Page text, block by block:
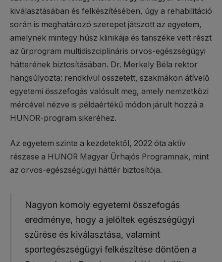
kiválasztásában és felkészítésében, úgy a rehabilitáció
során is meghatározó szerepet játszott az egyetem,
amelynek mintegy húsz klinikája és tanszéke vett részt
az űrprogram multidiszciplináris orvos-egészségügyi
hátterének biztosításában. Dr. Merkely Béla rektor
hangsúlyozta: rendkívül összetett, szakmákon átívelő
egyetemi összefogás valósult meg, amely nemzetközi
mércével nézve is példaértékű módon járult hozzá a
HUNOR-program sikeréhez.
Az egyetem szinte a kezdetektől, 2022 óta aktív
részese a HUNOR Magyar Űrhajós Programnak, mint
az orvos-egészségügyi háttér biztosítója.
Nagyon komoly egyetemi összefogás
eredménye, hogy a jelöltek egészségügyi
szűrése és kiválasztása, valamint
sportegészségügyi felkészítése döntően a